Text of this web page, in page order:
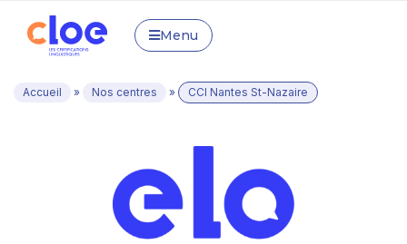
Menu
Accueil » Nos centres » CCI Nantes St-Nazaire